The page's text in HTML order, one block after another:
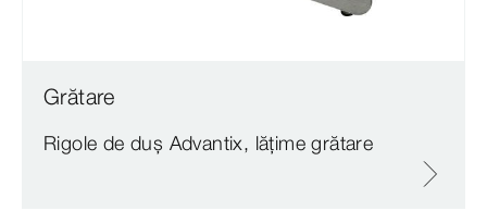
Grătare
Rigole de duș Advantix, lățime grătare